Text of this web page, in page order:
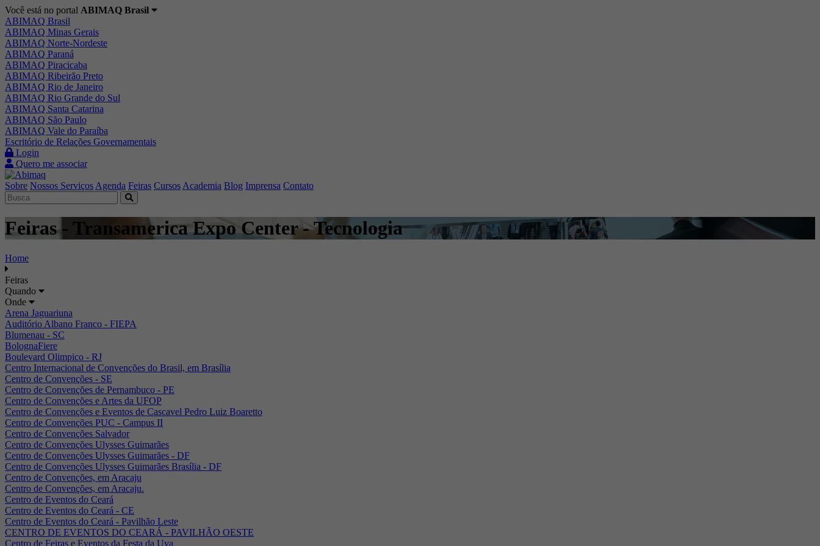
Você está no portal ABIMAQ Brasil
ABIMAQ Brasil
ABIMAQ Minas Gerais
ABIMAQ Norte-Nordeste
ABIMAQ Paraná
ABIMAQ Piracicaba
ABIMAQ Ribeirão Preto
ABIMAQ Rio de Janeiro
ABIMAQ Rio Grande do Sul
ABIMAQ Santa Catarina
ABIMAQ São Paulo
ABIMAQ Vale do Paraíba
Escritório de Relações Governamentais
Login
Quero me associar
Sobre Nossos Serviços Agenda Feiras Cursos Academia Blog Imprensa Contato
Feiras - Transamerica Expo Center - Tecnologia
Home
Feiras
Quando
Onde
Arena Jaguariuna
Auditório Albano Franco - FIEPA
Blumenau - SC
BolognaFiere
Boulevard Olimpico - RJ
Centro Internacional de Convenções do Brasil, em Brasília
Centro de Convenções - SE
Centro de Convenções de Pernambuco - PE
Centro de Convenções e Artes da UFOP
Centro de Convenções e Eventos de Cascavel Pedro Luiz Boaretto
Centro de Convenções PUC - Campus II
Centro de Convenções Salvador
Centro de Convenções Ulysses Guimarães
Centro de Convenções Ulysses Guimarães - DF
Centro de Convenções Ulysses Guimarães Brasília - DF
Centro de Convenções, em Aracaju
Centro de Convenções, em Aracaju.
Centro de Eventos do Ceará
Centro de Eventos do Ceará - CE
Centro de Eventos do Ceará - Pavilhão Leste
CENTRO DE EVENTOS DO CEARÁ - PAVILHÃO OESTE
Centro de Feiras e Eventos da Festa da Uva